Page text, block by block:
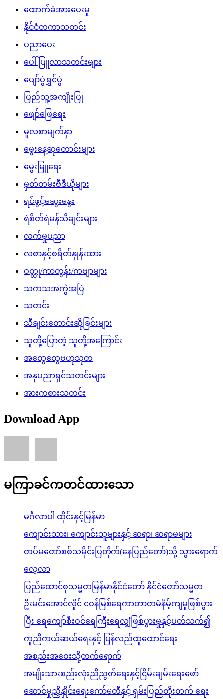
ထောက်ခံအားပေးမှု
နိုင်ငံတကာသတင်း
ပညာပေး
ပေါ်ပြူလာသတင်းများ
ပျော်ပွဲရွှင်ပွဲ
ပြည်သူ့အကျိုးပြု
ဖျော်ဖြေရေး
မူလစာမျက်နှာ
မွေးနေ့ဆုတောင်းများ
မွေးမြူရေး
မှတ်တမ်းဗီဒီယိုများ
ရင်ဖွင့်ဆွေးနွေး
ရဲစိတ်ရဲမန်သီချင်းများ
လက်မှုပညာ
လစာနှင့်စရိတ်နှုန်းထား
ဝတ္ထု/ကာတွန်း/ကဗျာများ
သကသအကွဲအပြဲ
သတင်း
သီချင်းတောင်းဆိုခြင်းများ
သူတို့ပြောတဲ့ သူတို့အကြောင်း
အထွေထွေဗဟုသုတ
အနုပညာရှင်သတင်းများ
အားကစားသတင်း
Download App
မကြာခင်ကတင်ထားသော
မင်္ဂလာပါ ထိုင်းနှင့်မြန်မာ
ကျောင်းသား၊ ကျောင်းသူများနှင့် ဆရာ၊ ဆရာမများ
တပ်မတော်စစ်သမိုင်းပြတိုက်(နေပြည်တော်)သို့ သွားရောက်
လေ့လာ
ပြည်ထောင်စုသမ္မတမြန်မာနိုင်ငံတော် နိုင်ငံတော်သမ္မတ
ဦးမင်းအောင်လှိုင် ငဝန်မြစ်ရေကာတာတမံနိမ့်ကျမှုဖြစ်ပွား
ပြီး ရေကျော်စီးဝင်ရေကြီးရေလျှံဖြစ်ပွားမှုနှင့်ပတ်သက်၍
ကူညီကယ်ဆယ်ရေးနှင့် ပြန်လည်ထူထောင်ရေး
အစည်းအဝေးသို့တက်ရောက်
အမျိုးသားစည်းလုံးညီညွတ်ရေးနှင့်ငြိမ်းချမ်းရေးဖော်
ဆောင်မှုညှိနှိုင်းရေးကော်မတီနှင့် ရှမ်းပြည်တိုးတက် ရေး